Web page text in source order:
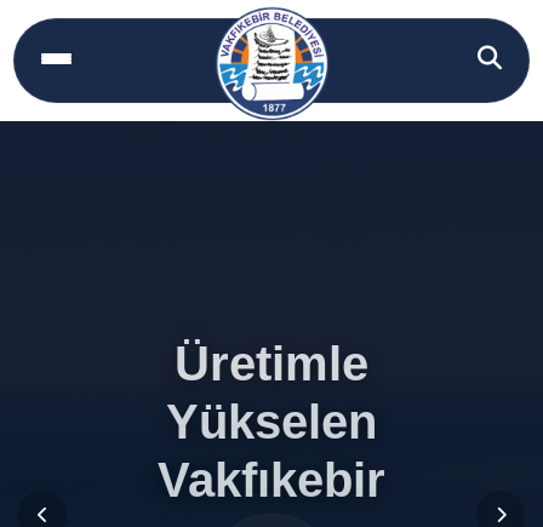
Üretimle
Yükselen
Vakfıkebir
Üretimle
Yükselen
Vakfıkebir